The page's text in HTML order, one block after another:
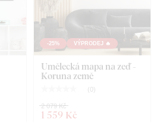
-25% VÝPRODEJ 🔥
Umělecká mapa na zeď -
Koruna země
( 0)
1 559 Kč
2 079 Kč